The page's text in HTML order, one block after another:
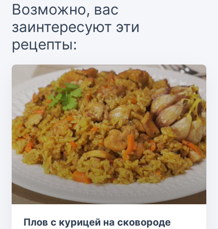
Возможно, вас
заинтересуют эти
рецепты:
Плов с курицей на сковороде